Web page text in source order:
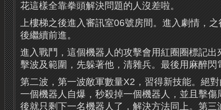
花這樣全靠拳頭解決問題的人沒差啦。
上樓梯之後進入審訊室06號房間。進入劇情，
後繼續前進。
進入戰鬥，這個機器人的攻擊會用紅圈圈標記出
擊波及範圍，先躲著他，清雜兵。最後用麻醉閃
第二波，第一波敵軍數量X2，習得新技能。絕
一個機器人自爆，秒殺掉一個機器人，並且擊傷
後就只剩下一名機器人了，解決方法同上。第